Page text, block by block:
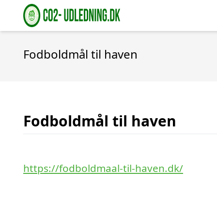
Fodboldmål til haven
Fodboldmål til haven
https://fodboldmaal-til-haven.dk/